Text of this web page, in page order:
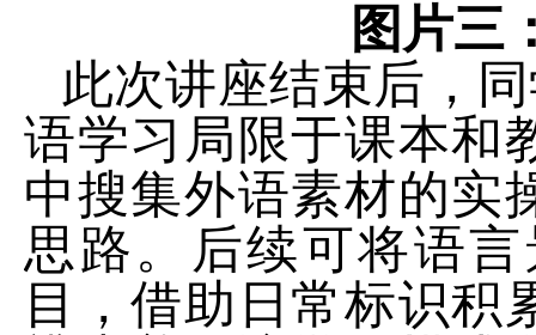
图片三
此次讲座结束后，
语学习局限于课本和
中搜集外语素材的实
思路。后续可将语
目，借助日常标识积